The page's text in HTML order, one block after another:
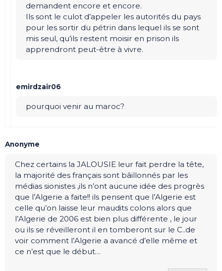
demandent encore et encore.
Ils sont le culot d’appeler les autorités du pays
pour les sortir du pétrin dans lequel ils se sont
mis seul, qu’ils restent moisir en prison ils
apprendront peut-être à vivre.
emirdzair06
pourquoi venir au maroc?
Anonyme
Chez certains la JALOUSIE leur fait perdre la tête,
la majorité des français sont bâillonnés par les
médias sionistes ,ils n’ont aucune idée des progrès
que l’Algerie a faite!! ils pensent que l’Algerie est
celle qu’on laisse leur maudits colons alors que
l’Algerie de 2006 est bien plus différente , le jour
ou ils se réveilleront il en tomberont sur le C..de
voir comment l’Algerie a avancé d’elle même et
ce n’est que le début…